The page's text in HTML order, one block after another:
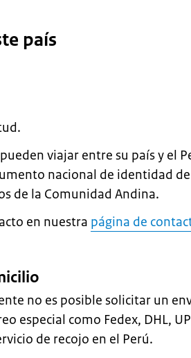
país
viajar entre su país y el
nacional de identidad
de la Comunidad Andina.
en nuestra página de
no es posible solicitar un
especial como Fedex, DHL,
de recojo en el Perú.